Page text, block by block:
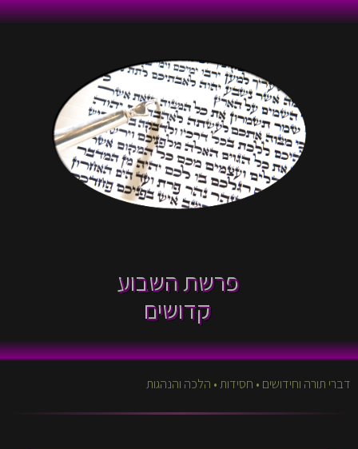
פרשת השבוע
קדושים
דברי תורה וחידושים • חסידות • הלכה והנהגות